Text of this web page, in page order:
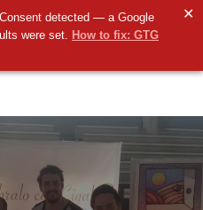
detected — a Google
were set. How to fix: GTG
✕